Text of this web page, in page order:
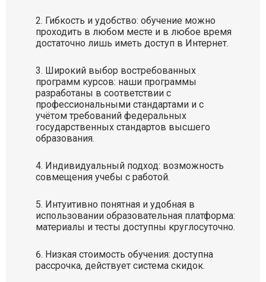
Гибкость и удобство: обучение можно
проходить в любом месте и в любое время
достаточно лишь иметь доступ в Интернет.
Широкий выбор востребованных
программ курсов: наши программы
разработаны в соответствии с
профессиональными стандартами и с
учётом требований федеральных
государственных стандартов высшего
образования.
Индивидуальный подход: возможность
совмещения учебы с работой.
Интуитивно понятная и удобная в
использовании образовательная платформа:
материалы и тесты доступны круглосуточно.
Низкая стоимость обучения: доступна
рассрочка, действует система скидок.